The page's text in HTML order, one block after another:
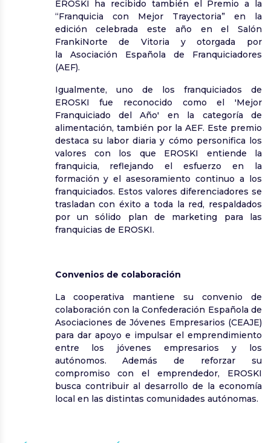
EROSKI ha recibido también el Premio a la
“Franquicia con Mejor Trayectoria” en la
edición celebrada este año en el Salón
FrankiNorte de Vitoria y otorgada por
la Asociación Española de Franquiciadores
(AEF).
Igualmente, uno de los franquiciados de
EROSKI fue reconocido como el 'Mejor
Franquiciado del Año' en la categoría de
alimentación, también por la AEF. Este premio
destaca su labor diaria y cómo personifica los
valores con los que EROSKI entiende la
franquicia, reflejando el esfuerzo en la
formación y el asesoramiento continuo a los
franquiciados. Estos valores diferenciadores se
trasladan con éxito a toda la red, respaldados
por un sólido plan de marketing para las
franquicias de EROSKI.
Convenios de colaboración
La cooperativa mantiene su convenio de
colaboración con la Confederación Española de
Asociaciones de Jóvenes Empresarios (CEAJE)
para dar apoyo e impulsar el emprendimiento
entre los jóvenes empresarios y los
autónomos. Además de reforzar su
compromiso con el emprendedor, EROSKI
busca contribuir al desarrollo de la economía
local en las distintas comunidades autónomas.